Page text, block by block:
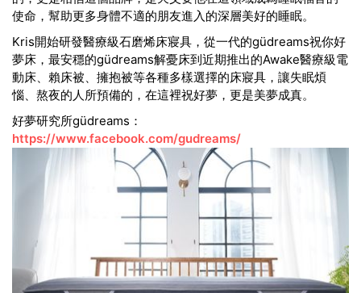
使命，幫助更多身體不適的朋友進入的深層美好的睡眠。
Kris開始研發醫療級石磨烯床寢具，從一代的güdreams祝你好
夢床，最安穩的güdreams解憂床到近期推出的Awake醫療級電
動床、賴床被、擁抱被等各種多樣選擇的床寢具，讓失眠煩
惱、熬夜的人所預備的，在這裡祝好夢，更是美夢成真。
好夢研究所güdreams：
https://www.facebook.com/gudreams/